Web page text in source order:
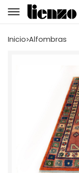
Inicio alfombras